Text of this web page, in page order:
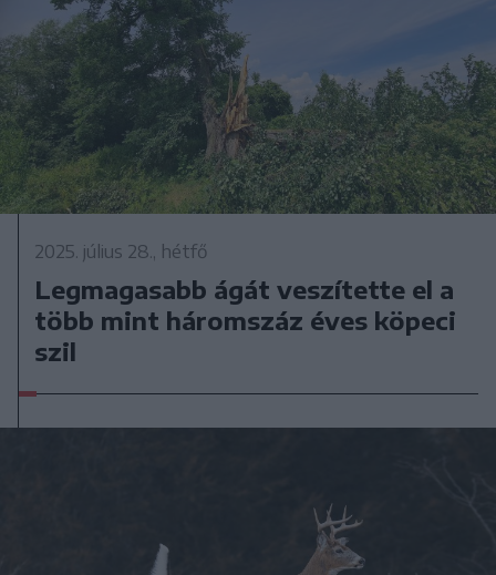
2025. július 28., hétfő
Legmagasabb ágát veszítette el a
több mint háromszáz éves köpeci
szil